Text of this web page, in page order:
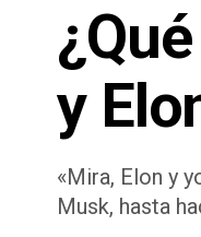
y
«Mira, Elon y
Musk, hasta